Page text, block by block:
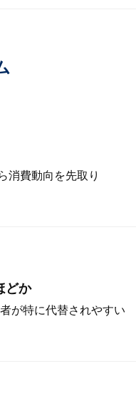
消費動向を先取り
どか
が特に代替されやすい